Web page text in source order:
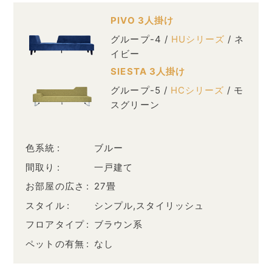
PIVO 3人掛け
グループ-4 / HUシリーズ / ネ
イビー
SIESTA 3人掛け
グループ-5 / HCシリーズ / モ
スグリーン
色系統
ブルー
間取り
一戸建て
お部屋の広さ
27畳
スタイル
シンプル,スタイリッシュ
フロアタイプ
ブラウン系
ペットの有無
なし